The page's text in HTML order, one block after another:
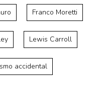
Franco Moretti
Lewis Carroll
accidental